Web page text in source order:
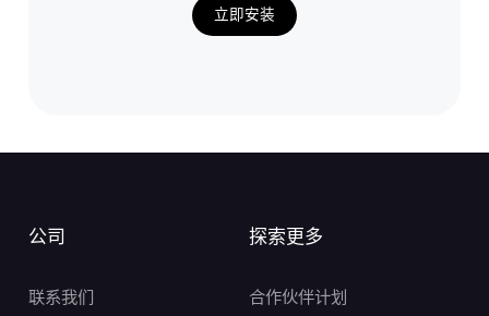
立即安装
公司
联系我们
探索更多
合作伙伴计划